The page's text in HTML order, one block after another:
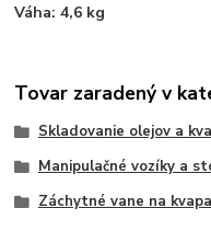
Váha: 4,6 kg
Tovar zaradený v
Skladovanie olejov a
Manipulačné vozíky a
Záchytné vane na